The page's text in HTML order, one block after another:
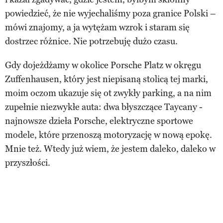
powiedzieć, że nie wyjechaliśmy poza granice Polski –
mówi znajomy, a ja wytężam wzrok i staram się
dostrzec różnice. Nie potrzebuję dużo czasu.
Gdy dojeżdżamy w okolice Porsche Platz w okręgu
Zuffenhausen, który jest niepisaną stolicą tej marki,
moim oczom ukazuje się ot zwykły parking, a na nim
zupełnie niezwykłe auta: dwa błyszczące Taycany -
najnowsze dzieła Porsche, elektryczne sportowe
modele, które przenoszą motoryzację w nową epokę.
Mnie też. Wtedy już wiem, że jestem daleko, daleko w
przyszłości.